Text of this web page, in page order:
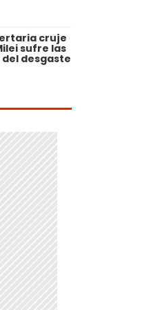
cruje
sufre las
desgaste